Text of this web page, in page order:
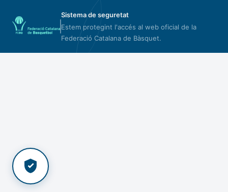
Sistema de seguretat
Estem protegint l'accés al web oficial de la
Federació Catalana de Bàsquet.